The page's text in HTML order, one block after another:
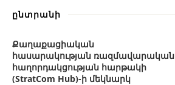
ընտրանի
Քաղաքացիական
հասարակության ռազմավարական
հաղորդակցության հարթակի
(StratCom Hub)-ի մեկնարկ